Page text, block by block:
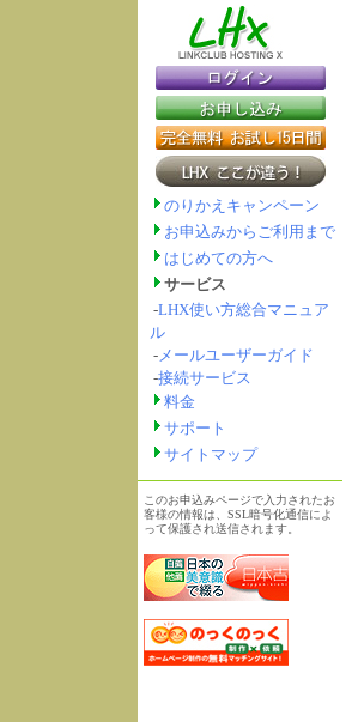
のりかえキャンペーン
お申込みからご利用まで
はじめての方へ
サービス
-LHX使い方総合マニュア
ル
-メールユーザーガイド
-接続サービス
料金
サポート
サイトマップ
このお申込みページで入力されたお
客様の情報は、SSL暗号化通信によ
って保護され送信されます。